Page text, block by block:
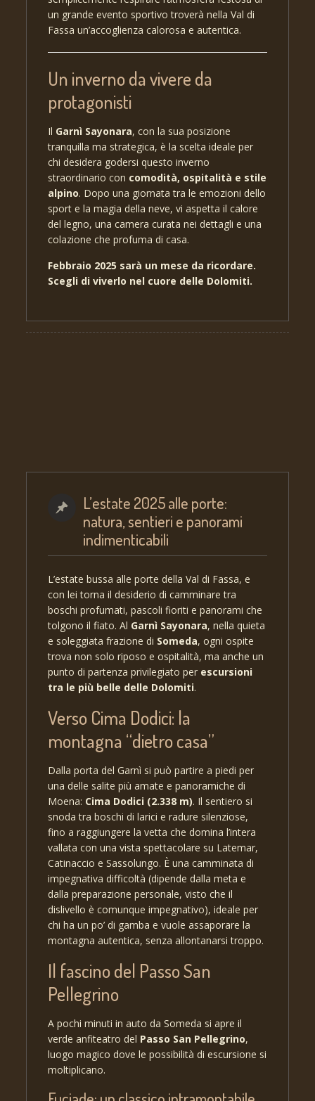
un grande evento sportivo troverà nella Val di
Fassa un’accoglienza calorosa e autentica.
Un inverno da vivere da
protagonisti
Il Garnì Sayonara, con la sua posizione
tranquilla ma strategica, è la scelta ideale per
chi desidera godersi questo inverno
straordinario con comodità, ospitalità e stile
alpino. Dopo una giornata tra le emozioni dello
sport e la magia della neve, vi aspetta il calore
del legno, una camera curata nei dettagli e una
colazione che profuma di casa.
Febbraio 2025 sarà un mese da ricordare.
Scegli di viverlo nel cuore delle Dolomiti.
L’estate 2025 alle porte:
natura, sentieri e panorami
indimenticabili
L’estate bussa alle porte della Val di Fassa, e
con lei torna il desiderio di camminare tra
boschi profumati, pascoli fioriti e panorami che
tolgono il fiato. Al Garnì Sayonara, nella quieta
e soleggiata frazione di Someda, ogni ospite
trova non solo riposo e ospitalità, ma anche un
punto di partenza privilegiato per escursioni
tra le più belle delle Dolomiti.
Verso Cima Dodici: la
montagna “dietro casa”
Dalla porta del Garnì si può partire a piedi per
una delle salite più amate e panoramiche di
Moena: Cima Dodici (2.338 m). Il sentiero si
snoda tra boschi di larici e radure silenziose,
fino a raggiungere la vetta che domina l’intera
vallata con una vista spettacolare su Latemar,
Catinaccio e Sassolungo. È una camminata di
impegnativa difficoltà (dipende dalla meta e
dalla preparazione personale, visto che il
dislivello è comunque impegnativo), ideale per
chi ha un po’ di gamba e vuole assaporare la
montagna autentica, senza allontanarsi troppo.
Il fascino del Passo San
Pellegrino
A pochi minuti in auto da Someda si apre il
verde anfiteatro del Passo San Pellegrino,
luogo magico dove le possibilità di escursione si
moltiplicano.